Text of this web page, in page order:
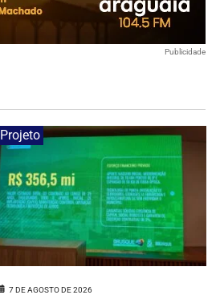
Publicidade
Projeto
7 DE AGOSTO DE 2026